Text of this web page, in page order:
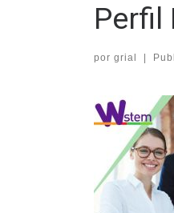
Perfil
por grial